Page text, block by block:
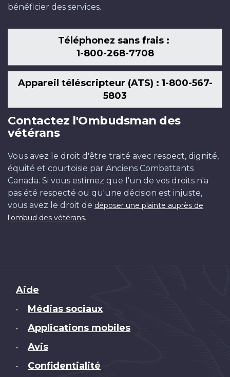
bénéficier des services.
Téléphonez sans frais :
1-800-268-7708
Appareil téléscripteur (ATS) : 1-800-567-
5803
Contactez l'Ombudsman des
vétérans
Vous avez le droit d'être traité avec respect, dignité,
équité et courtoisie par Anciens Combattants
Canada. Si vous estimez que l'un de vos droits n'a
pas été respecté ou qu'une décision est injuste,
vous avez le droit de déposer une plainte auprès de
l'ombud des vétérans.
Brand
Aide
• Médias sociaux
• Applications mobiles
• Avis
• Confidentialité